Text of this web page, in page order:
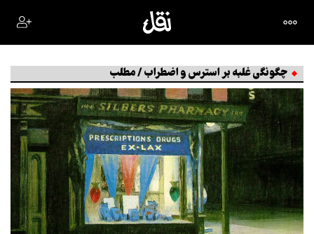
چگونگی غلبه بر استرس و اضطراب / مطلب